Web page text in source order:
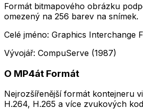
Formát bitmapového obrázku
omezený na 256 barev na snímek.
Celé jméno: Graphics Interchange
Vývojář: CompuServe (1987)
O MP4át Formát
Nejrozšířenější formát kontejneru
H.264, H.265 a více zvukových